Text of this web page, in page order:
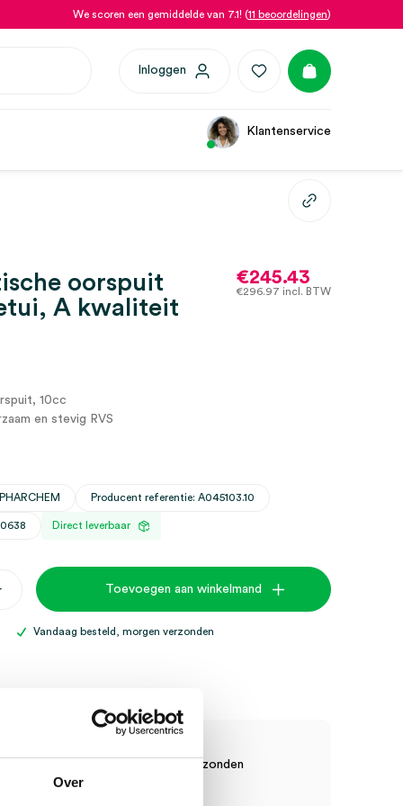
Over
We scoren een gemiddelde van 7.1! (11 beoordelingen)
Inloggen
Klantenservice
oorspuit
A kwaliteit
€245.43
€296.97 incl. BTW
10cc
en stevig RVS
Producent referentie: A045103.10
Direct leverbaar
Toevoegen aan winkelmand
Vandaag besteld, morgen verzonden
Vandaag besteld, vandaag verzonden